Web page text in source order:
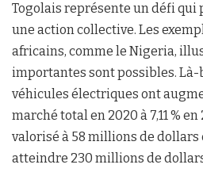
Togolais représente un défi qui
une action collective. Les
africains, comme le Nigeria,
importantes sont possibles. Là-
véhicules électriques ont
marché total en 2020 à 7,11 %
valorisé à 58 millions de dollars
atteindre 230 millions de dollars